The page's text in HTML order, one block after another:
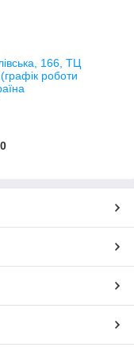
166, ТЦ
роботи